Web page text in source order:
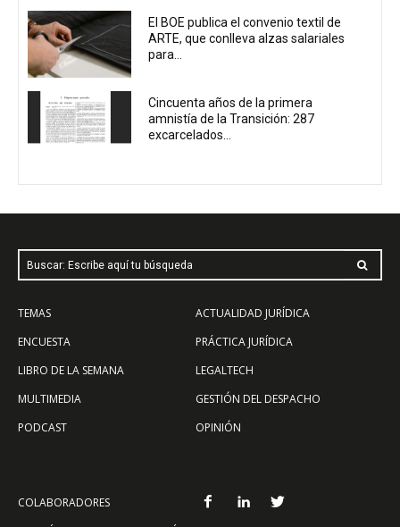
El BOE publica el convenio textil de
ARTE, que conlleva alzas salariales
para...
Cincuenta años de la primera
amnistía de la Transición: 287
excarcelados...
Buscar: Escribe aquí tu búsqueda
TEMAS
ENCUESTA
LIBRO DE LA SEMANA
MULTIMEDIA
PODCAST
ACTUALIDAD JURÍDICA
PRÁCTICA JURÍDICA
LEGALTECH
GESTIÓN DEL DESPACHO
OPINIÓN
COLABORADORES